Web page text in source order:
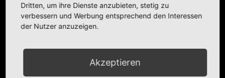
Dritten, um ihre Dienste anzubieten, stetig zu
verbessern und Werbung entsprechend den Interessen
der Nutzer anzuzeigen.
Akzeptieren